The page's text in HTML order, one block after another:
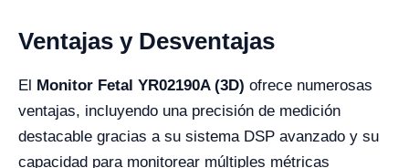
Ventajas y Desventajas
El Monitor Fetal YR02190A (3D) ofrece numerosas
ventajas, incluyendo una precisión de medición
destacable gracias a su sistema DSP avanzado y su
capacidad para monitorear múltiples métricas